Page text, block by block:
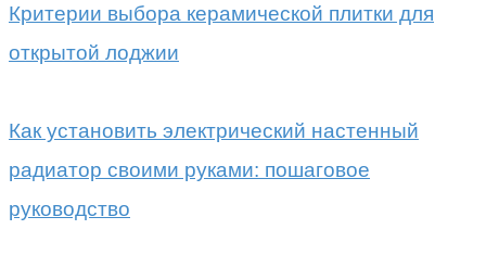
Критерии выбора керамической плитки для
открытой лоджии
Как установить электрический настенный
радиатор своими руками: пошаговое
руководство